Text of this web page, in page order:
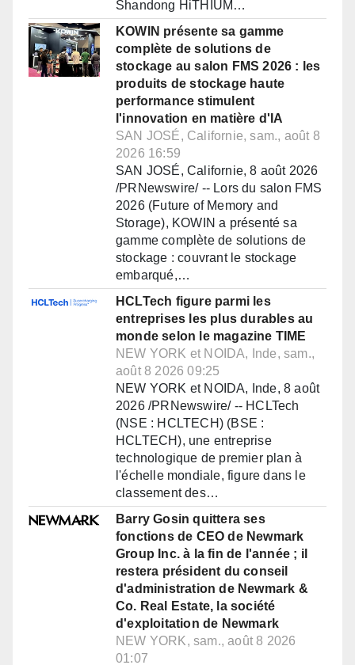
Shandong HiTHIUM…
KOWIN présente sa gamme
complète de solutions de
stockage au salon FMS 2026 : les
produits de stockage haute
performance stimulent
l'innovation en matière d'IA
SAN JOSÉ, Californie, sam., août 8
2026 16:59
SAN JOSÉ, Californie, 8 août 2026
/PRNewswire/ -- Lors du salon FMS
2026 (Future of Memory and
Storage), KOWIN a présenté sa
gamme complète de solutions de
stockage : couvrant le stockage
embarqué,…
HCLTech figure parmi les
entreprises les plus durables au
monde selon le magazine TIME
NEW YORK et NOIDA, Inde, sam.,
août 8 2026 09:25
NEW YORK et NOIDA, Inde, 8 août
2026 /PRNewswire/ -- HCLTech
(NSE : HCLTECH) (BSE :
HCLTECH), une entreprise
technologique de premier plan à
l'échelle mondiale, figure dans le
classement des…
Barry Gosin quittera ses
fonctions de CEO de Newmark
Group Inc. à la fin de l'année ; il
restera président du conseil
d'administration de Newmark &
Co. Real Estate, la société
d'exploitation de Newmark
NEW YORK, sam., août 8 2026
01:07